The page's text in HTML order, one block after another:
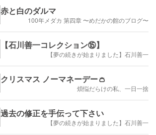
赤と白のダルマ
100年メダカ 第四章 〜めだかの館のブログ〜
【石川善一コレクション⑮】
【夢の続きが始まりました】石川善一
クリスマス ノーマネーデー👛
煩悩だらけの私、一日一捨
過去の修正を手伝って下さい
【夢の続きが始まりました】石川善一